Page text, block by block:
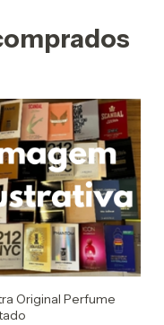
Original Perfume